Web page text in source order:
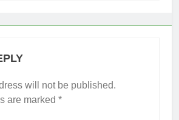
will not be published.
are marked *